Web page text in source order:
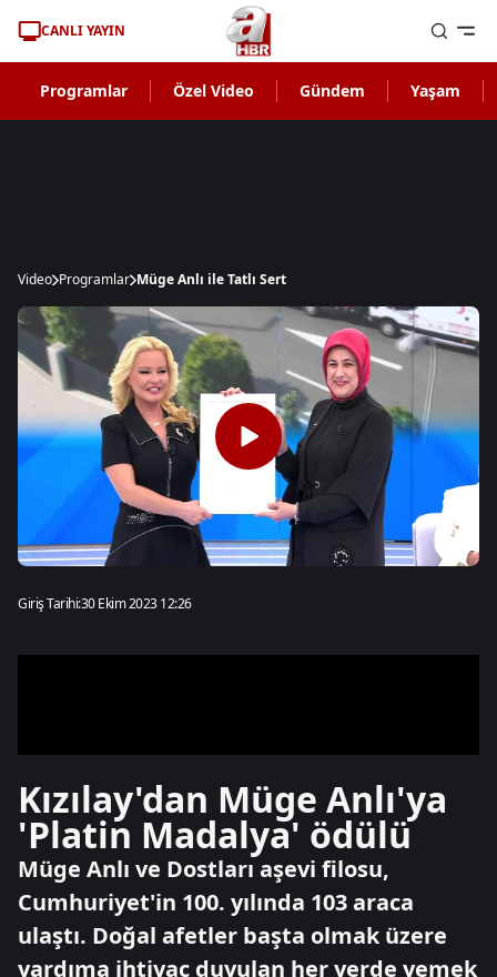
CANLI YAYIN
Programlar Özel Video Gündem Yaşam
Video Programlar Müge Anlı ile Tatlı Sert
Giriş Tarihi:30 Ekim 2023 12:26
Kızılay'dan Müge Anlı'ya
'Platin Madalya' ödülü
Müge Anlı ve Dostları aşevi filosu,
Cumhuriyet'in 100. yılında 103 araca
ulaştı. Doğal afetler başta olmak üzere
yardıma ihtiyaç duyulan her yerde yemek